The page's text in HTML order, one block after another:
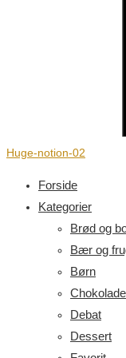
Huge-notion-02
Forside
Kategorier
Brød og
Bær og
Børn
Chokolade
Debat
Dessert